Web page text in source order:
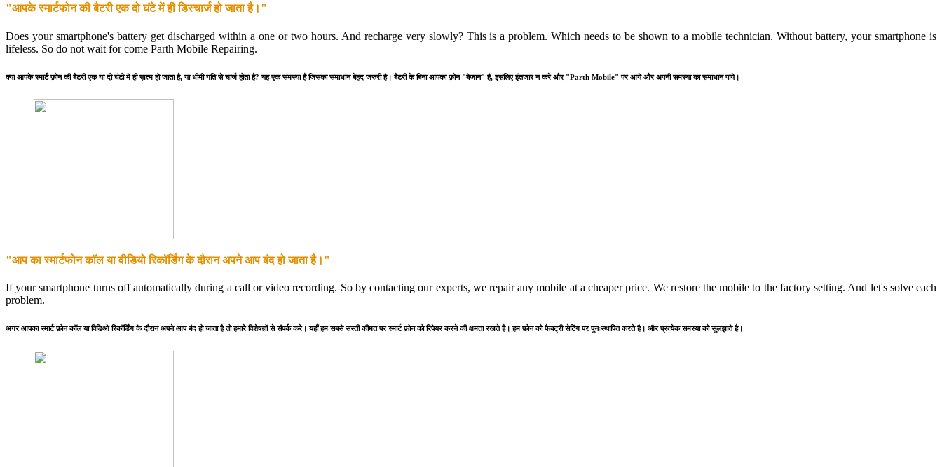
"आपके स्मार्टफोन की बैटरी एक दो घंटे में ही डिस्चार्ज हो जाता है।"
Does your smartphone's battery get discharged within a one or two hours. And recharge very slowly? This is a problem. Which needs to be shown to a mobile technician. Without battery, your smartphone is
lifeless. So do not wait for come Parth Mobile Repairing.
क्या आपके स्मार्ट फ़ोन की बैटरी एक या दो घंटो में ही ख़त्म हो जाता है, या धीमी गति से चार्ज होता है? यह एक समस्या है जिसका समाधान बेहद जरुरी है। बैटरी के बिना आपका फ़ोन "बेजान" है, इसलिए इंतजार न करे और "Parth Mobile" पर आये और अपनी समस्या का समाधान पाये।
"आप का स्मार्टफोन कॉल या वीडियो रिकॉर्डिंग के दौरान अपने आप बंद हो जाता है।"
If your smartphone turns off automatically during a call or video recording. So by contacting our experts, we repair any mobile at a cheaper price. We restore the mobile to the factory setting. And let's solve each
problem.
अगर आपका स्मार्ट फ़ोन कॉल या विडिओ रिकॉर्डिंग के दौरान अपने आप बंद हो जाता है तो हमारे विशेषज्ञों से संपर्क करे। यहाँ हम सबसे सस्ती कीमत पर स्मार्ट फ़ोन को रिपेयर करने की क्षमता रखते है। हम फ़ोन को फैक्ट्री सेटिंग पर पुनःस्थापित करते है। और प्रत्येक समस्या को सुलझाते है।